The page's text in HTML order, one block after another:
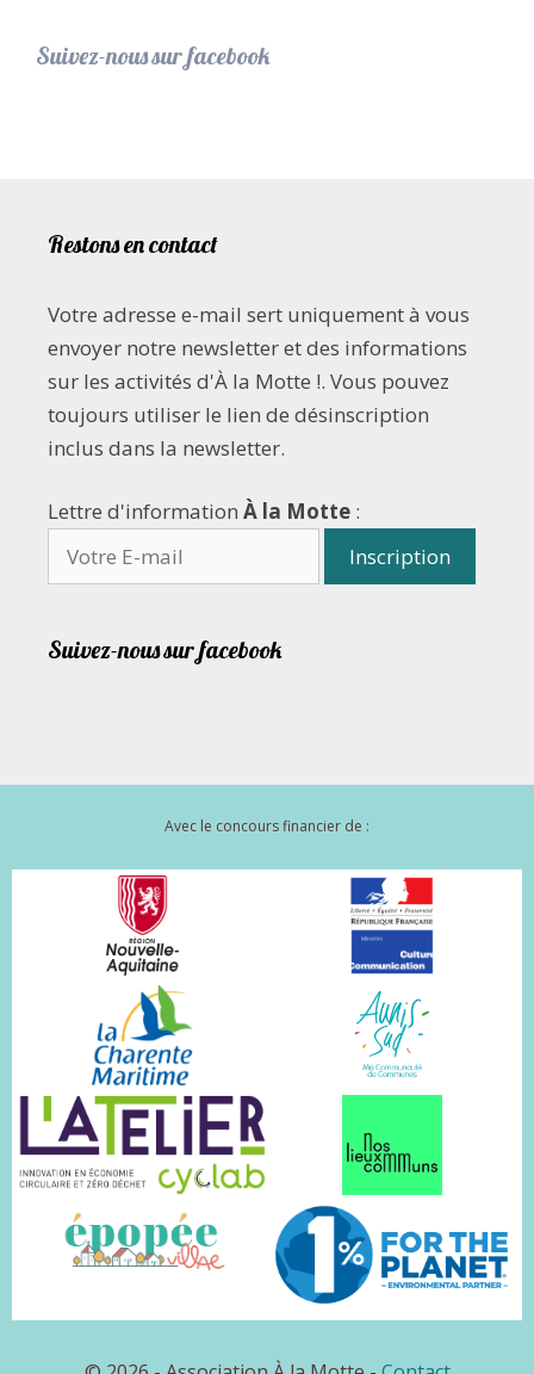
Suivez-nous sur facebook
Restons en contact
Votre adresse e-mail sert uniquement à vous
envoyer notre newsletter et des informations
sur les activités d'À la Motte !. Vous pouvez
toujours utiliser le lien de désinscription
inclus dans la newsletter.
Lettre d'information À la Motte :
Suivez-nous sur facebook
Avec le concours financier de :